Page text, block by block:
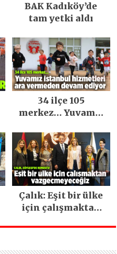
BAK Kadıköy’de
tam yetki aldı
34 ilçe 105
merkez… Yuvamız
ara vermeden
devam ediyor
Çalık: Eşit bir ülke
için çalışmaktan